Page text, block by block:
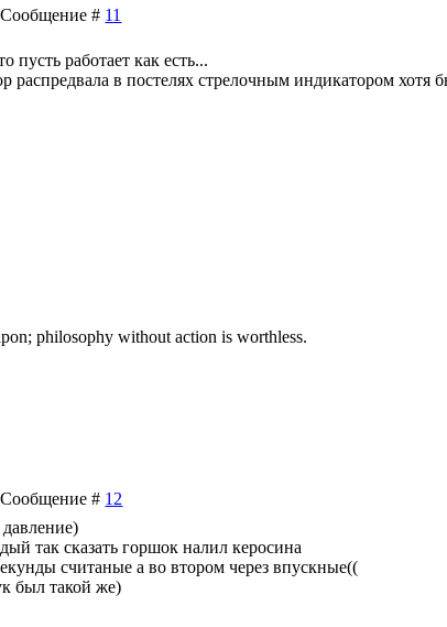
Сообщение # 11
пусть работает как есть...
распредвала в постелях стрелочным индикатором хотя
philosophy without action is worthless.
Сообщение # 12
так сказать горшок налил керосина
считаные а во втором через впускные((
был такой же)